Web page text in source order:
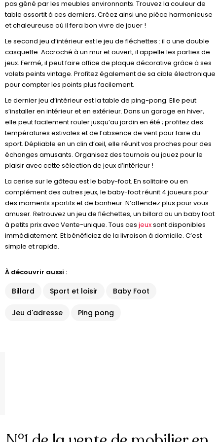
pas gêné par les meubles environnants. Trouvez la couleur de
table assortit à ces derniers. Créez ainsi une pièce harmonieuse
et chaleureuse où il fera bon vivre de jouer !
Le second jeu d’intérieur est le jeu de fléchettes : il a une double
casquette. Accroché à un mur et ouvert, il appelle les parties de
jeux. Fermé, il peut faire office de plaque décorative grâce à ses
volets peints vintage. Profitez également de sa cible électronique
pour compter les points plus facilement.
Le dernier jeu d’intérieur est la table de ping-pong. Elle peut
s’installer en intérieur et en extérieur. Dans un garage en hiver,
elle peut facilement rouler jusqu’au jardin en été ; profitez des
températures estivales et de l’absence de vent pour faire du
sport. Dépliable en un clin d’œil, elle réunit vos proches pour des
échanges amusants. Organisez des tournois ou jouez pour le
plaisir avec cette sélection de jeux d’intérieur !
La cerise sur le gâteau est le baby-foot. En solitaire ou en
complément des autres jeux, le baby-foot réunit 4 joueurs pour
des moments sportifs et de bonheur. N’attendez plus pour vous
amuser. Retrouvez un jeu de fléchettes, un billard ou un baby foot
à petits prix avec Vente-unique. Tous ces jeuxsont disponibles
immédiatement. Et bénéficiez de la livraison à domicile. C’est
simple et rapide.
À découvrir aussi :
Billard Sport et loisir Baby Foot
Jeu d'adresse Ping pong